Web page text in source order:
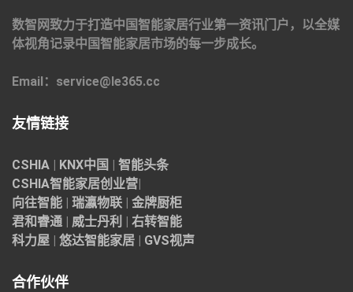
数智网致力于打造中国智能家居行业第一资讯门户，以全媒
体视角记录中国智能家居市场的每一步成长。
Email：service@le365.cc
友情链接
CSHIA KNX中国
智能头条
CSHIA智能家居创业营
向往智能
瑞瀛物联
金牌厨柜
君和睿通
威士丹利
右转智能
科力屋
悠达智能家居 GVS视声
合作伙伴